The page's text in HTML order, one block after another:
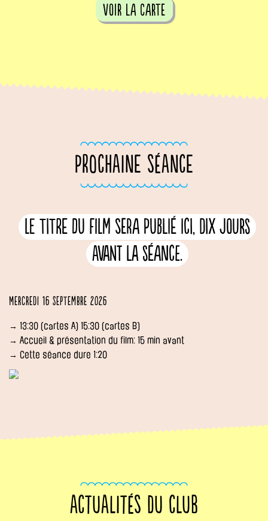
voir la carte
PROCHAINE SÉANCE
Le titre du film sera publié ici, dix jours
avant la séance.
Mercredi 16 septembre 2026
→ 13:30 (cartes A) 15:30 (cartes B)
→ Accueil & présentation du film: 15 min avant
→ Cette séance dure 1:20
ACTUALITÉS DU CLUB